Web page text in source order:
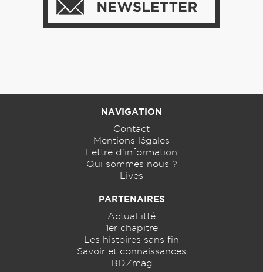
NAVIGATION
Contact
Mentions légales
Lettre d'information
Qui sommes nous ?
Lives
PARTENAIRES
ActuaLitté
1er chapitre
Les histoires sans fin
Savoir et connaissances
BDZmag